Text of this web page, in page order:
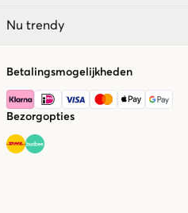
Nu trendy
Betalingsmogelijkheden
Bezorgopties